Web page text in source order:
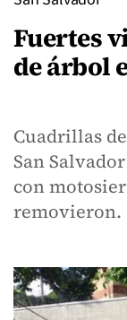
Fuertes
de árbol
Cuadrillas
San
con
removieron.